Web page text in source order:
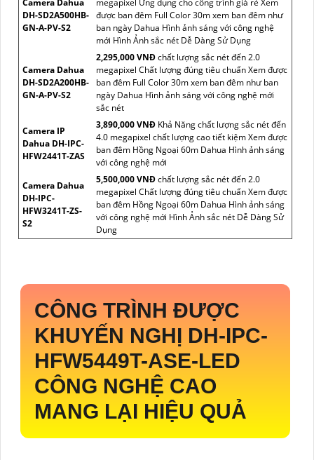
DH-SD2A500HB-
GN-A-PV-S2
được ban đêm Full Color 30m xem ban đêm như
ban ngày Dahua Hình ảnh sáng với công nghệ
mới Hình Ảnh sắc nét Dễ Dàng Sử Dụng
Camera Dahua
DH-SD2A200HB-
GN-A-PV-S2
2,295,000 VNĐchất lượng sắc nét đến 2.0
megapixel Chất lượng đúng tiêu chuẩn Xem được
ban đêm Full Color 30m xem ban đêm như ban
ngày Dahua Hình ảnh sáng với công nghệ mới
sắc nét
Camera IP
Dahua DH-IPC-
HFW2441T-ZAS
3,890,000 VNĐ Khả Năng chất lượng sắc nét đến
4.0 megapixel chất lượng cao tiết kiệm Xem được
ban đêm Hồng Ngoại 60m Dahua Hình ảnh sáng
với công nghệ mới
Camera Dahua
DH-IPC-
HFW3241T-ZS-
S2
5,500,000 VNĐchất lượng sắc nét đến 2.0
megapixel Chất lượng đúng tiêu chuẩn Xem được
ban đêm Hồng Ngoại 60m Dahua Hình ảnh sáng
với công nghệ mới Hình Ảnh sắc nét Dễ Dàng Sử
Dụng
CÔNG TRÌNH ĐƯỢC
KHUYẾN NGHỊ DH-IPC-
HFW5449T-ASE-LED
CÔNG NGHỆ CAO
MANG LẠI HIỆU QUẢ